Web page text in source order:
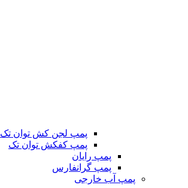
پمپ لجن کش توان تک
پمپ کفکش توان تک
پمپ رایان
پمپ گرانفارس
پمپ آب خارجی